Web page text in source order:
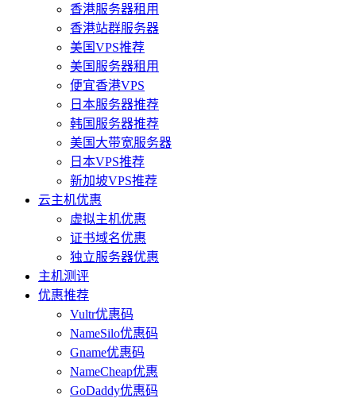
香港服务器租用
香港站群服务器
美国VPS推荐
美国服务器租用
便宜香港VPS
日本服务器推荐
韩国服务器推荐
美国大带宽服务器
日本VPS推荐
新加坡VPS推荐
云主机优惠
虚拟主机优惠
证书域名优惠
独立服务器优惠
主机测评
优惠推荐
Vultr优惠码
NameSilo优惠码
Gname优惠码
NameCheap优惠
GoDaddy优惠码